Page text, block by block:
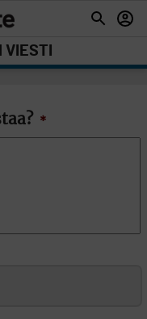
VIESTI
*